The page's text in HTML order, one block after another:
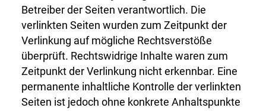
Betreiber der Seiten verantwortlich. Die
verlinkten Seiten wurden zum Zeitpunkt der
Verlinkung auf mögliche Rechtsverstöße
überprüft. Rechtswidrige Inhalte waren zum
Zeitpunkt der Verlinkung nicht erkennbar. Eine
permanente inhaltliche Kontrolle der verlinkten
Seiten ist jedoch ohne konkrete Anhaltspunkte